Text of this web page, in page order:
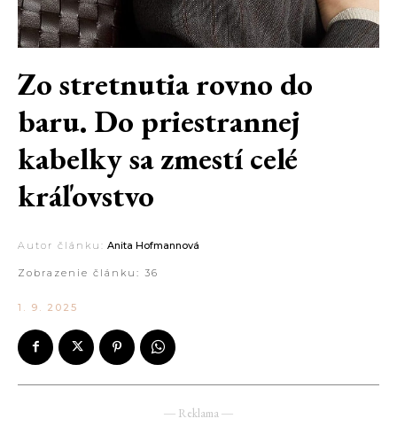
Zo stretnutia rovno do
baru. Do priestrannej
kabelky sa zmestí celé
kráľovstvo
Autor článku: Anita Hofmannová
Zobrazenie článku: 36
1. 9. 2025
― Reklama ―